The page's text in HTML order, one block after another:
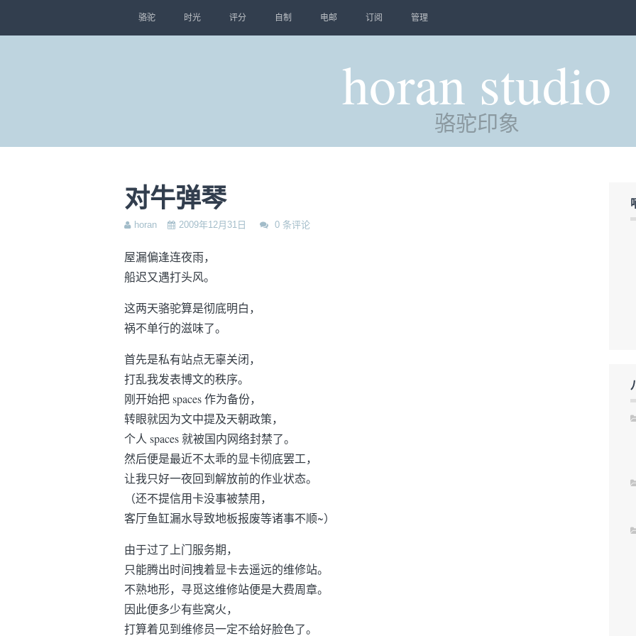
骆驼 时光 评分 自制 电邮 订阅 管理
horan studio
骆驼印象
对牛弹琴
horan 2009年12月31日 0 条评论
屋漏偏逢连夜雨，
船迟又遇打头风。
这两天骆驼算是彻底明白，
祸不单行的滋味了。
首先是私有站点无辜关闭，
打乱我发表博文的秩序。
刚开始把 spaces 作为备份，
转眼就因为文中提及天朝政策，
个人 spaces 就被国内网络封禁了。
然后便是最近不太乖的显卡彻底罢工，
让我只好一夜回到解放前的作业状态。
（还不提信用卡没事被禁用，
客厅鱼缸漏水导致地板报废等诸事不顺~）
由于过了上门服务期，
只能腾出时间拽着显卡去遥远的维修站。
不熟地形，寻觅这维修站便是大费周章。
因此便多少有些窝火，
打算着见到维修员一定不给好脸色了。